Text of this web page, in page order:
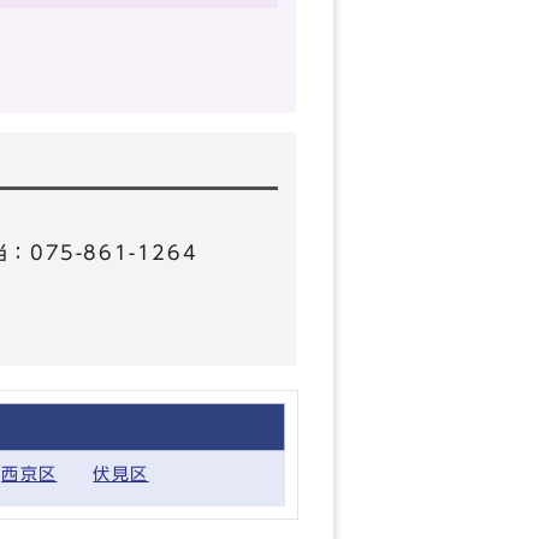
当：075-861-1264
西京区 伏見区